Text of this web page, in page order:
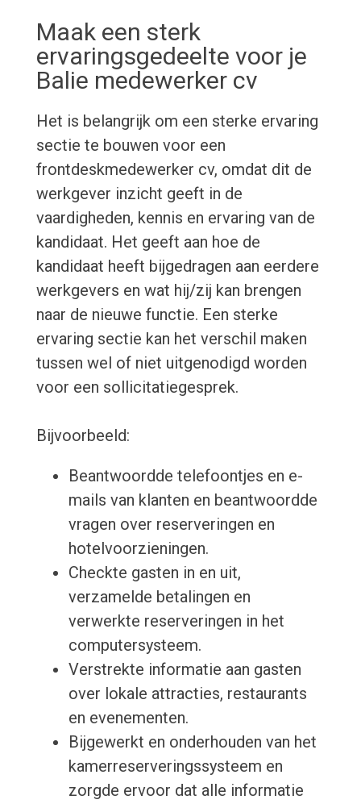
Maak een sterk
ervaringsgedeelte voor je
Balie medewerker cv
Het is belangrijk om een sterke ervaring
sectie te bouwen voor een
frontdeskmedewerker cv, omdat dit de
werkgever inzicht geeft in de
vaardigheden, kennis en ervaring van de
kandidaat. Het geeft aan hoe de
kandidaat heeft bijgedragen aan eerdere
werkgevers en wat hij/zij kan brengen
naar de nieuwe functie. Een sterke
ervaring sectie kan het verschil maken
tussen wel of niet uitgenodigd worden
voor een sollicitatiegesprek.
Bijvoorbeeld:
Beantwoordde telefoontjes en e-
mails van klanten en beantwoordde
vragen over reserveringen en
hotelvoorzieningen.
Checkte gasten in en uit,
verzamelde betalingen en
verwerkte reserveringen in het
computersysteem.
Verstrekte informatie aan gasten
over lokale attracties, restaurants
en evenementen.
Bijgewerkt en onderhouden van het
kamerreserveringssysteem en
zorgde ervoor dat alle informatie